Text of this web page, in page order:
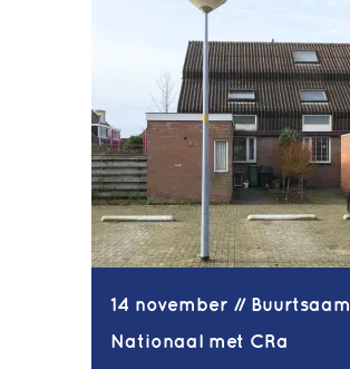
14 november // Buurtsaam
Nationaal met CRa